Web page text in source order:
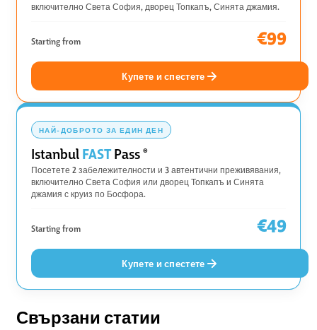
включително Света София, дворец Топкапъ, Синята джамия.
Starting from €99
Купете и спестете
НАЙ-ДОБРОТО ЗА ЕДИН ДЕН
IstanbulFASTPass ®
Посетете 2 забележителности и 3 автентични преживявания,
включително Света София или дворец Топкапъ и Синята
джамия с круиз по Босфора.
Starting from €49
Купете и спестете
Свързани статии